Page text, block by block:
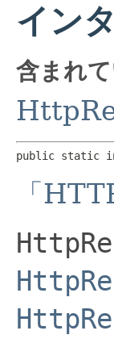
イン
含まれ
public static
「